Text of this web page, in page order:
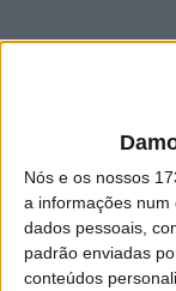
Nós e os nossos
a informações num
dados pessoais,
padrão enviadas
conteúdos